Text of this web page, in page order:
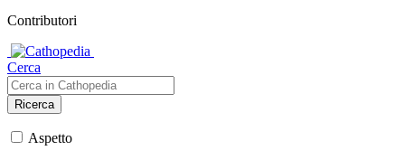
Contributori
Cerca
Ricerca
Aspetto